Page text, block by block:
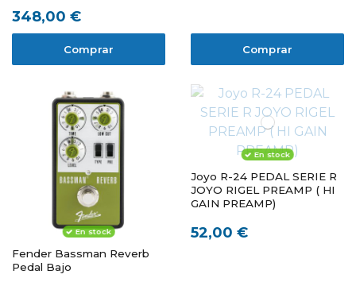
348,00 €
Comprar Comprar
En stock
Fender Bassman Reverb
Pedal Bajo
En stock
Joyo R-24 PEDAL SERIE R
JOYO RIGEL PREAMP ( HI
GAIN PREAMP)
52,00 €